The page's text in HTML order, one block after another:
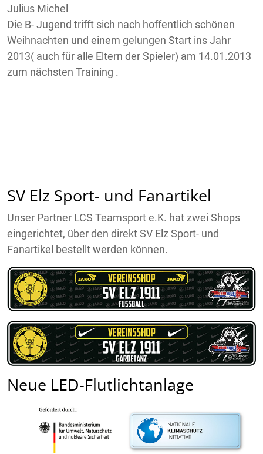
Julius Michel
Die B- Jugend trifft sich nach hoffentlich schönen
Weihnachten und einem gelungen Start ins Jahr
2013( auch für alle Eltern der Spieler) am 14.01.2013
zum nächsten Training .
SV Elz Sport- und Fanartikel
Unser Partner LCS Teamsport e.K. hat zwei Shops
eingerichtet, über den direkt SV Elz Sport- und
Fanartikel bestellt werden können.
Neue LED-Flutlichtanlage